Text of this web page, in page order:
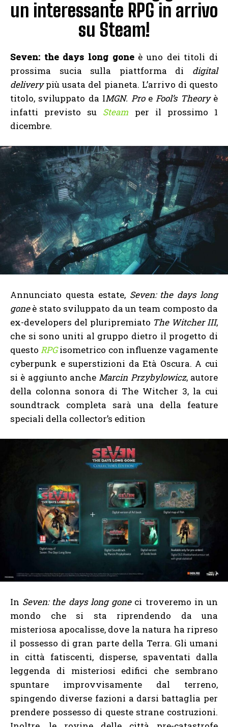
un interessante RPG in arrivo
su Steam!
Seven: the days long goneè uno dei titoli di
prossima sucia sulla piattforma di digital
deliverypiù usata del pianeta. L’arrivo di questo
titolo, sviluppato da IMGN. ProeFool’s Theoryè
infatti previsto su Steam per il prossimo 1
dicembre.
Annunciato questa estate, Seven: the days long
goneè stato sviluppato da un team composto da
ex-developers del pluripremiato The Witcher III,
che si sono uniti al gruppo dietro il progetto di
questoRPGisometrico con influenze vagamente
cyberpunk e superstizioni da Età Oscura. A cui
si è aggiunto ancheMarcin Przybylowicz, autore
della colonna sonora di The Witcher 3, la cui
soundtrack completa sarà una della feature
speciali della collector’s edition
In Seven: the days long goneci troveremo in un
mondo che si sta riprendendo da una
misteriosa apocalisse, dove la natura ha ripreso
il possesso di gran parte della Terra. Gli umani
in città fatiscenti, disperse, spaventati dalla
leggenda di misteriosi edifici che sembrano
spuntare improvvisamente dal terreno,
spingendo diverse fazioni a darsi battaglia per
prendere possesso di queste strane costruzioni.